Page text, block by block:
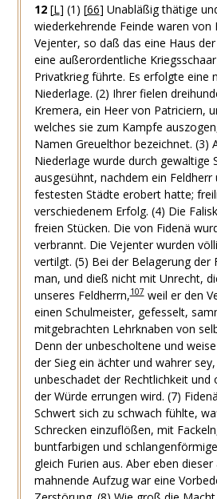
12 [L] (1) [66] Unabläßig thätige
wiederkehrende Feinde waren von
Vejenter, so daß das eine Haus
eine außerordentliche
Privatkrieg führte. Es erfolgte eine
Niederlage. (2) Ihrer fielen
Kremera, ein Heer von Patriciern,
welches sie zum Kampfe
Namen Greuelthor bezeichnet. (3)
Niederlage wurde durch gewaltige
ausgesühnt, nachdem ein Feldherr
festesten Städte erobert hatte;
verschiedenem Erfolg. (4) Die
freien Stücken. Die von Fidenä
verbrannt. Die Vejenter wurden
vertilgt. (5) Bei der Belagerung der
man, und dieß nicht mit Unrecht,
unseres Feldherrn,107weil er den
einen Schulmeister, gefesselt,
mitgebrachten Lehrknaben von
Denn der unbescholtene und
der Sieg ein ächter und wahrer
unbeschadet der Rechtlichkeit und
der Würde errungen wird. (7)
Schwert sich zu schwach fühlte,
Schrecken einzuflößen, mit
buntfarbigen und
gleich Furien aus. Aber eben
mahnende Aufzug war eine